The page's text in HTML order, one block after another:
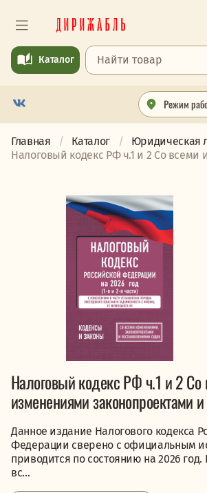
Режим
Каталог
Главная Каталог
Юридическая
Налоговый кодекс РФ ч.1 и 2 Со всеми
Налоговый кодекс РФ ч.1 и 2 Со
изменениями законопроектами
Данное издание Налогового кодекса
Федерации сверено с официальным
приводится по состоянию на 2026 год.
вс...